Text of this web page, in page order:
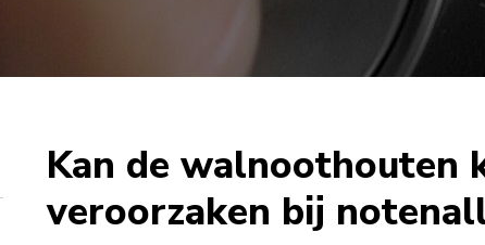
Kan de walnoothouten
veroorzaken bij